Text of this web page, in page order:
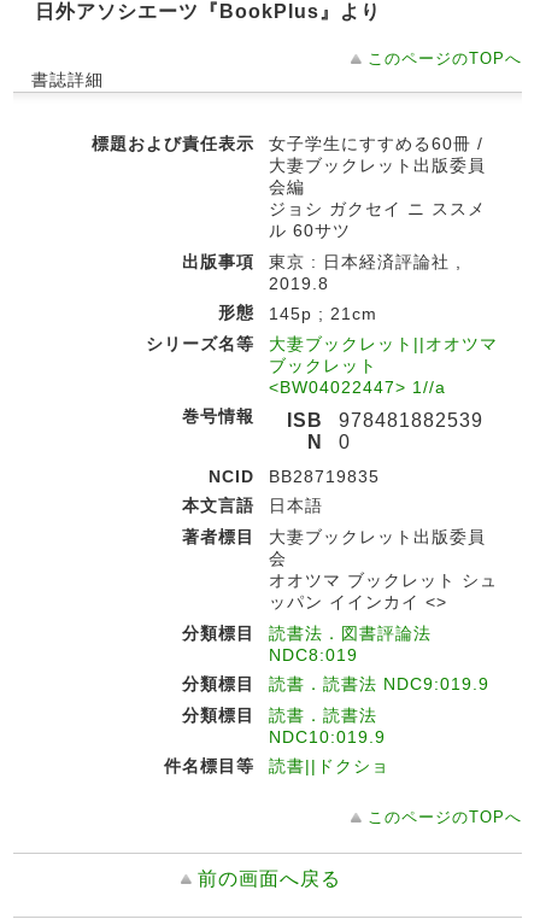
日外アソシエーツ『BookPlus』より
このページのTOPへ
書誌詳細
標題および責任表示
女子学生にすすめる60冊 /
大妻ブックレット出版委員
会編
ジョシ ガクセイ ニ ススメ
ル 60サツ
出版事項
東京 : 日本経済評論社 ,
2019.8
形態
145p ; 21cm
シリーズ名等
大妻ブックレット||オオツマ
ブックレット
<BW04022447> 1//a
巻号情報
ISB
N
978481882539
0
NCID
BB28719835
本文言語
日本語
著者標目
大妻ブックレット出版委員
会
オオツマ ブックレット シュ
ッパン イインカイ <>
分類標目
読書法．図書評論法
NDC8:019
分類標目
読書．読書法 NDC9:019.9
分類標目
読書．読書法
NDC10:019.9
件名標目等
読書||ドクショ
このページのTOPへ
前の画面へ戻る